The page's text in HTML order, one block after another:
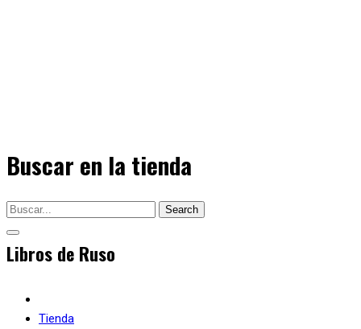
Buscar en la tienda
Search
Tienda